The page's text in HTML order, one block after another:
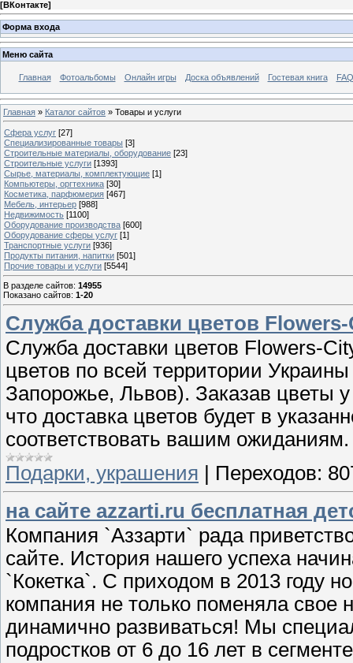
[ВКонтакте]
Форма входа
Меню сайта
Главная Фотоальбомы Онлайн игры Доска объявлений Гостевая книга
Главная » Каталог сайтов » Товары и услуги
Cфера услуг [27]
Специализированные товары [3]
Строительные материалы, оборудование [23]
Строительные услуги [1393]
Сырье, материалы, комплектующие [1]
Компьютеры, оргтехника [30]
Косметика, парфюмерия [467]
Мебель, интерьер [988]
Недвижимость [1100]
Оборудование производства [600]
Оборудование сферы услуг [1]
Транспортные услуги [936]
Продукты питания, напитки [501]
Прочие товары и услуги [5544]
В разделе сайтов: 14955
Показано сайтов: 1-20
Служба доставки цветов
Служба доставки цветов Flowers-
цветов по всей территории
Запорожье, Львов). Заказав цветы
что доставка цветов будет в
соответствовать вашим ожиданиям.
Подарки, украшения
Переходов:
на сайте azzarti.ru бесплатная
Компания `Аззарти` рада
сайте. История нашего успеха
`Кокетка`. С приходом в 2013 году
компания не только поменяла свое
динамично развиваться! Мы
подростков от 6 до 16 лет в